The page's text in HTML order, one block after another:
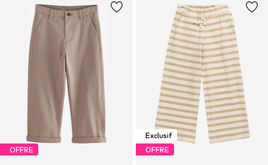
OFFRE
Exclusif
OFFRE